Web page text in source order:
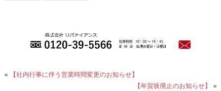
«
【社内行事に伴う営業時間変更のお知らせ】
【年賀状廃止のお知らせ】
»